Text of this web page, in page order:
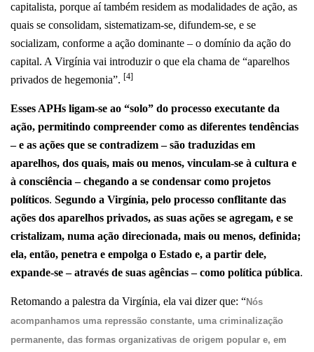
capitalista, porque aí também residem as modalidades de ação, as
quais se consolidam, sistematizam-se, difundem-se, e se
socializam, conforme a ação dominante – o domínio da ação do
capital. A Virgínia vai introduzir o que ela chama de “aparelhos
privados de hegemonia”. [4]
Esses APHs ligam-se ao “solo” do processo executante da
ação, permitindo compreender como as diferentes tendências
– e as ações que se contradizem – são traduzidas em
aparelhos, dos quais, mais ou menos, vinculam-se à cultura e
à consciência – chegando a se condensar como projetos
políticos. Segundo a Virgínia, pelo processo conflitante das
ações dos aparelhos privados, as suas ações se agregam, e se
cristalizam, numa ação direcionada, mais ou menos, definida;
ela, então, penetra e empolga o Estado e, a partir dele,
expande-se – através de suas agências – como política pública.
Retomando a palestra da Virgínia, ela vai dizer que: “Nós
acompanhamos uma repressão constante, uma criminalização
permanente, das formas organizativas de origem popular e, em